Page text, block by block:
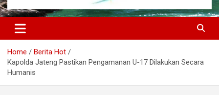
Kembar Multi Media
Home
Berita Hot
Kapolda Jateng Pastikan Pengamanan U-17 Dilakukan Secara
Humanis